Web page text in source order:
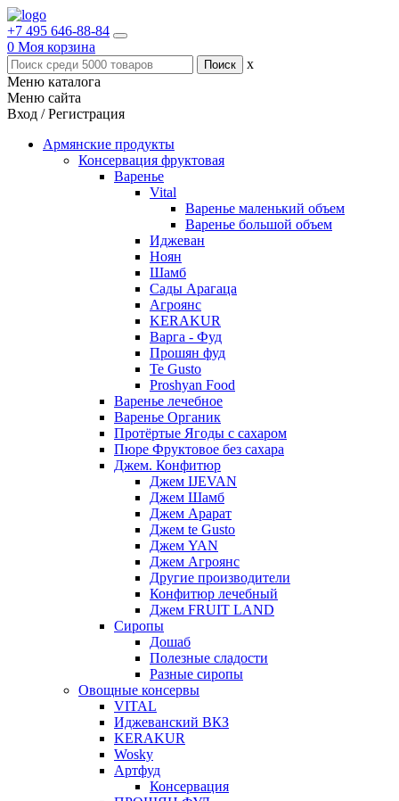
+7 495 646-88-84
0 Моя корзина
x
Меню каталога
Меню сайта
Вход / Регистрация
Армянские продукты
Консервация фруктовая
Варенье
Vital
Варенье маленький объем
Варенье большой объем
Иджеван
Ноян
Шамб
Сады Арагаца
Агроянс
KERAKUR
Варга - Фуд
Прошян фуд
Te Gusto
Proshyan Food
Варенье лечебное
Варенье Органик
Протёртые Ягоды с сахаром
Пюре Фруктовое без сахара
Джем. Конфитюр
Джем IJEVAN
Джем Шамб
Джем Арарат
Джем te Gusto
Джем YAN
Джем Агроянс
Другие производители
Конфитюр лечебный
Джем FRUIT LAND
Сиропы
Дошаб
Полезные сладости
Разные сиропы
Овощные консервы
VITAL
Иджеванский ВКЗ
KERAKUR
Wosky
Артфуд
Консервация